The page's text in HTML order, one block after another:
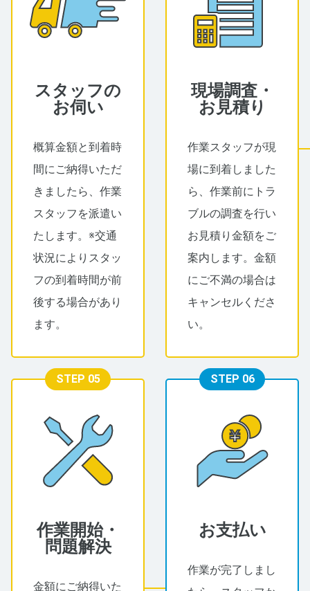
スタッフの
お伺い
概算金額と到着時
間にご納得いただ
きましたら、作業
スタッフを派遣い
たします。※交通
状況によりスタッ
フの到着時間が前
後する場合があり
ます。
現場調査・
お見積り
作業スタッフが現
場に到着しました
ら、作業前にトラ
ブルの調査を行い
お見積り金額をご
案内します。金額
にご不満の場合は
キャンセルくださ
い。
STEP 05
作業開始・
問題解決
金額にご納得いた
STEP 06
お支払い
作業が完了しまし